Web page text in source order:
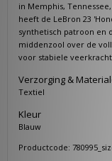
in Memphis,
heeft de LeBron 23
synthetisch patroon en
middenzool over de
voor stabiele
Verzorging &
Textiel
Kleur
Blauw
Productcode: